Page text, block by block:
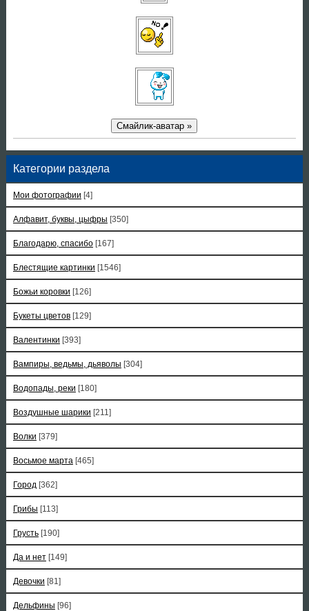
Смайлик-аватар »
Категории раздела
Мои фотографии [4]
Алфавит, буквы, цыфры [350]
Благодарю, спасибо [167]
Блестящие картинки [1546]
Божьи коровки [126]
Букеты цветов [129]
Валентинки [393]
Вампиры, ведьмы, дьяволы [304]
Водопады, реки [180]
Воздушные шарики [211]
Волки [379]
Восьмое марта [465]
Город [362]
Грибы [113]
Грусть [190]
Да и нет [149]
Девочки [81]
Дельфины [96]